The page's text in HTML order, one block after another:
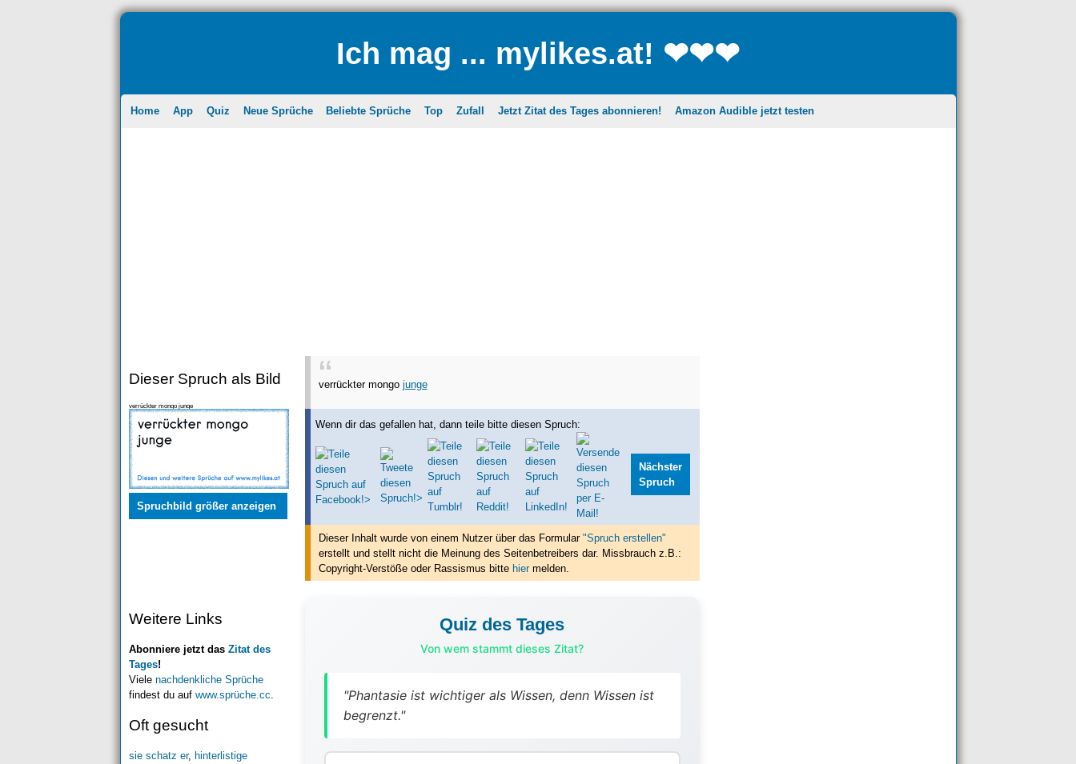
Ich mag ... mylikes.at! ❤❤❤
Home App Quiz Neue Sprüche Beliebte Sprüche Top Zufall Jetzt Zitat des Tages abonnieren! Amazon Audible jetzt testen
Dieser Spruch als Bild
verrückter mongo junge
Spruchbild größer anzeigen
Weitere Links
Abonniere jetzt das Zitat des
Tages!
Viele nachdenkliche Sprüche
findest du auf www.sprüche.cc
Oft gesucht
sie schatz er, hinterlistige
verrückter mongo junge
Wenn dir das gefallen hat, dann teile bitte diesen Spruch:
Nächster
Spruch
Dieser Inhalt wurde von einem Nutzer über das Formular "Spruch erstellen"
erstelltund stellt nicht die Meinung des Seitenbetreibers dar. Missbrauch z.B.:
Copyright-Verstöße oder Rassismus bitte hiermelden.
Quiz des Tages
Von wem stammt dieses Zitat?
"Phantasie ist wichtiger als Wissen, denn Wissen ist
begrenzt."